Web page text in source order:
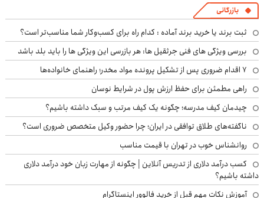
بازرگانی
ثبت برند یا خرید برند آماده : کدام راه برای کسب‌وکار شما مناسب‌تر است؟
بررسی ویژگی های فنی جرثقیل ها: هر بازرسی این ویژگی ها را باید بلد باشد
۷ اقدام ضروری پس از تشکیل پرونده مواد مخدر؛ راهنمای خانواده‌ها
راهی مطمئن برای حفظ ارزش پول در شرایط نوسان
چیدمان کیف مدرسه؛ چگونه یک کیف مرتب و سبک داشته باشیم؟
ناگفته‌های طلاق توافقی در ایران؛ چرا حضور وکیل متخصص ضروری است؟
روانشناس خوب در تهران با قیمت مناسب
کسب درآمد دلاری از تدریس آنلاین | چگونه از مهارت زبان خود درآمد دلاری
داشته باشیم؟
آموزش نکات مهم قبل از خرید فالوور اینستاگرام